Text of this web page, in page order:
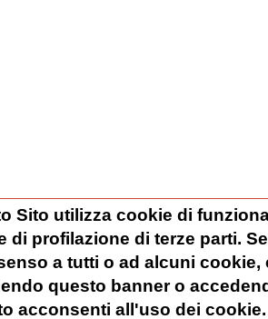
Sito utilizza cookie di
di profilazione di terze parti.
a tutti o ad alcuni
questo banner o
acconsenti all'uso dei cookie.